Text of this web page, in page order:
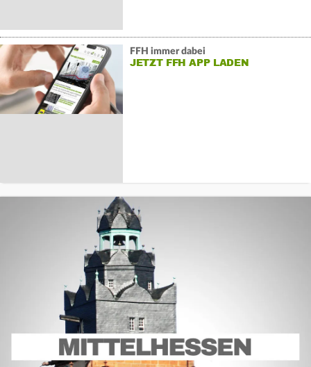
FFH immer dabei
JETZT FFH APP LADEN